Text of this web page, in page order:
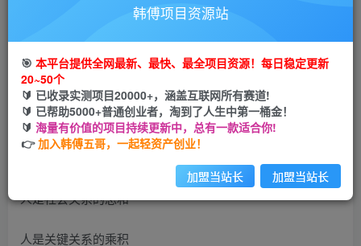
金币 金币99
立即购买
您当前未登录！建议登陆后购买，可保存购买订单
人是社会关系的总和
人是关键关系的乘积
韩傅项目资源站
🎯 本平台提供全网最新、最快、最全项目资源！每日稳定更新
20~50个
🔰 已收录实测项目20000+，涵盖互联网所有赛道!
🔰 已帮助5000+普通创业者，淘到了人生中第一桶金！
🔰 海量有价值的项目持续更新中，总有一款适合你!
👉加入韩傅五哥，一起轻资产创业！
加盟当站长 加盟当站长